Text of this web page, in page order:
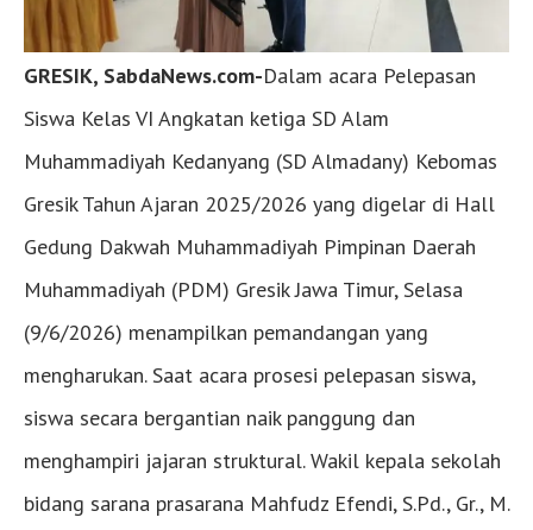
GRESIK, SabdaNews.com-Dalam acara Pelepasan
Siswa Kelas VI Angkatan ketiga SD Alam
Muhammadiyah Kedanyang (SD Almadany) Kebomas
Gresik Tahun Ajaran 2025/2026 yang digelar di Hall
Gedung Dakwah Muhammadiyah Pimpinan Daerah
Muhammadiyah (PDM) Gresik Jawa Timur, Selasa
(9/6/2026) menampilkan pemandangan yang
mengharukan. Saat acara prosesi pelepasan siswa,
siswa secara bergantian naik panggung dan
menghampiri jajaran struktural. Wakil kepala sekolah
bidang sarana prasarana Mahfudz Efendi, S.Pd., Gr., M.